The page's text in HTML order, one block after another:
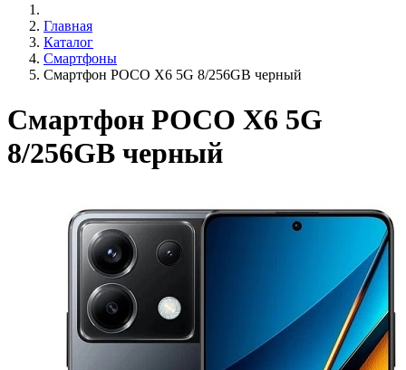
Главная
Каталог
Смартфоны
Смартфон POCO X6 5G 8/256GB черный
Смартфон POCO X6 5G
8/256GB черный